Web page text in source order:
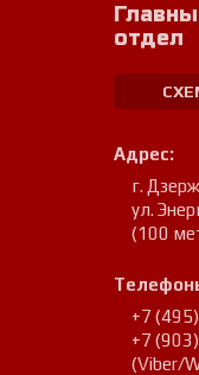
отдел
Адрес:
г.
ул.
(100
+7
+7
(Viber/